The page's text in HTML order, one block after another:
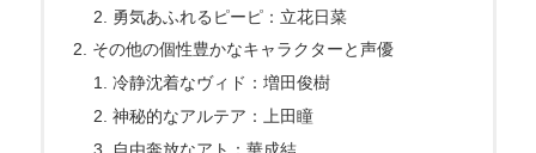
勇気あふれるピーピ：立花日菜
その他の個性豊かなキャラクターと声優
冷静沈着なヴィド：増田俊樹
神秘的なアルテア：上田瞳